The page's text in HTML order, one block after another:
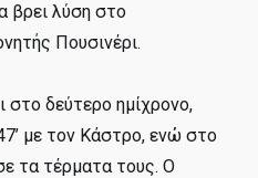
βρει λύση στο
Πουσινέρι.
στο δεύτερο ημίχρονο,
με τον Κάστρο, ενώ στο
τα τέρματα τους. Ο